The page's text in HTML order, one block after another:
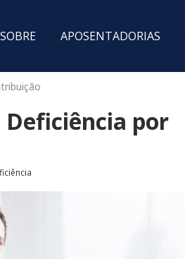
SOBRE APOSENTADORIAS
Deficiência por